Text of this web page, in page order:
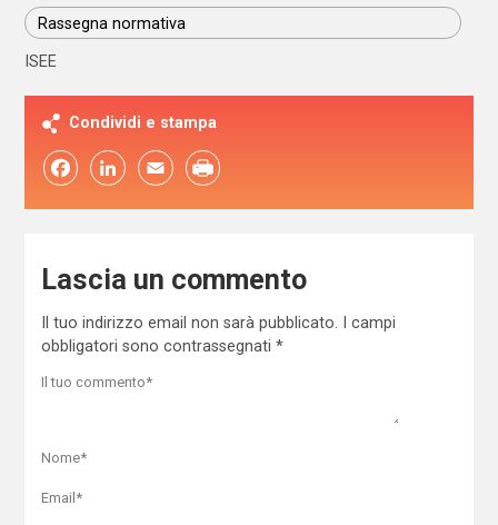
Rassegna normativa
ISEE
Condividi e stampa
FacebookLinkedIn Email
Lascia un commento
Il tuo indirizzo email non sarà pubblicato.
I campi
obbligatori sono contrassegnati *